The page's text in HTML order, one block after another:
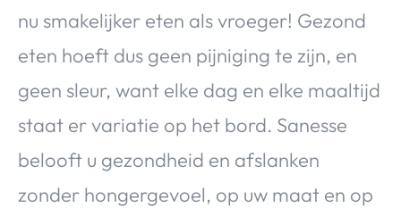
nu smakelijker eten als vroeger! Gezond
eten hoeft dus geen pijniging te zijn, en
geen sleur, want elke dag en elke maaltijd
staat er variatie op het bord. Sanesse
belooft u gezondheid en afslanken
zonder hongergevoel, op uw maat en op